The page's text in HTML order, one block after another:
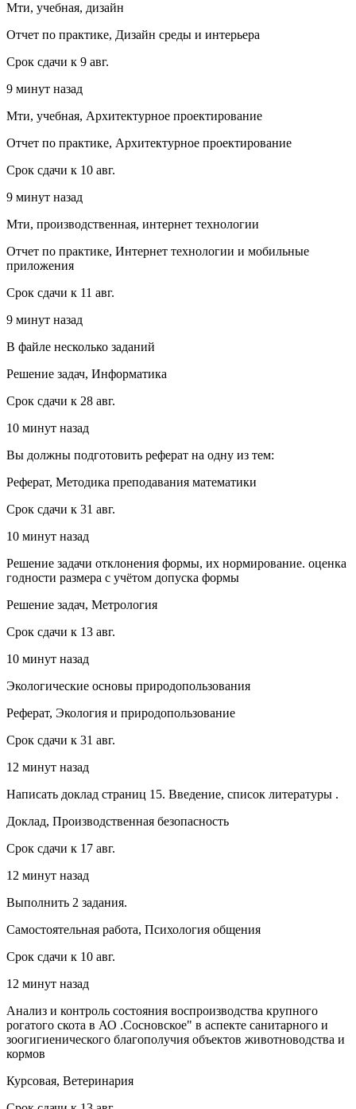
Мти, учебная, дизайн
Отчет по практике, Дизайн среды и интерьера
Срок сдачи к 9 авг.
9 минут назад
Мти, учебная, Архитектурное проектирование
Отчет по практике, Архитектурное проектирование
Срок сдачи к 10 авг.
9 минут назад
Мти, производственная, интернет технологии
Отчет по практике, Интернет технологии и мобильные
приложения
Срок сдачи к 11 авг.
9 минут назад
В файле несколько заданий
Решение задач, Информатика
Срок сдачи к 28 авг.
10 минут назад
Вы должны подготовить реферат на одну из тем:
Реферат, Методика преподавания математики
Срок сдачи к 31 авг.
10 минут назад
Решение задачи отклонения формы, их нормирование. оценка
годности размера с учётом допуска формы
Решение задач, Метрология
Срок сдачи к 13 авг.
10 минут назад
Экологические основы природопользования
Реферат, Экология и природопользование
Срок сдачи к 31 авг.
12 минут назад
Написать доклад страниц 15. Введение, список литературы .
Доклад, Производственная безопасность
Срок сдачи к 17 авг.
12 минут назад
Выполнить 2 задания.
Самостоятельная работа, Психология общения
Срок сдачи к 10 авг.
12 минут назад
Анализ и контроль состояния воспроизводства крупного
рогатого скота в АО .Сосновское" в аспекте санитарного и
зоогигиенического благополучия объектов животноводства и
кормов
Курсовая, Ветеринария